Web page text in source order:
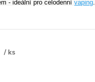
- ideální pro celodennívaping.
/ ks